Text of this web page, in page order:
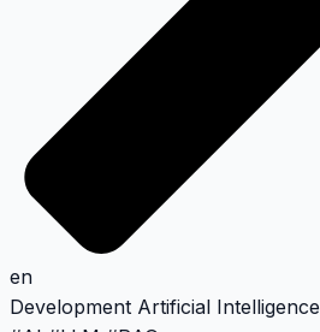
en
Development Artificial Intelligence